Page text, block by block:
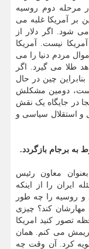
مرحله دوم روسیه
بر آمریکا غلبه می
شود. اگر دلار از
نیست. آمریکا
مردم دنیا را می
طلا می گیرد. اگر
چین در حال
دومین مشکلش
در جایگاه یک نقش
و استقلال سیاسی و
به برجام بازگردد.
معاون رئیس
ایران را از اینکه
و روسیه را چه طور
کند؟ چیزی
تصور کنید امریکا
می کنم. همان
کرد. آن وقت چه